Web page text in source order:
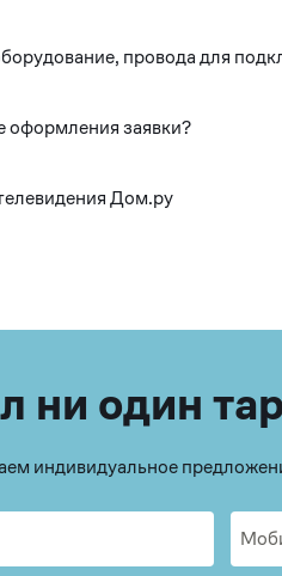
провода для
оформления заявки?
Дом.ру
ни один
индивидуальное